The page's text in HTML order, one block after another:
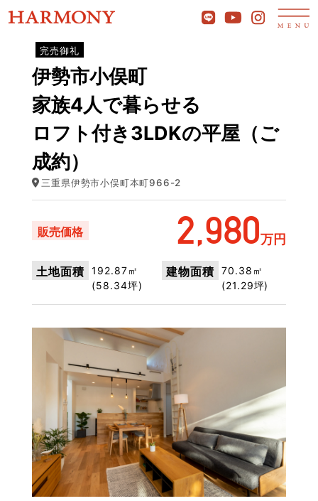
完売御礼
伊勢市小俣町
家族4人で暮らせる
ロフト付き3LDKの平屋（ご
成約）
三重県伊勢市小俣町本町966-2
販売価格 2,980万円
土地面積
192.87㎡
(58.34坪)
建物面積
70.38㎡
(21.29坪)